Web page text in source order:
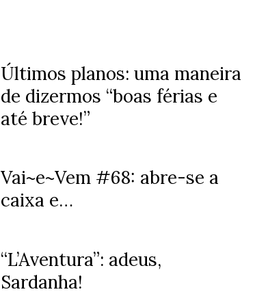
Últimos planos: uma maneira
de dizermos “boas férias e
até breve!”
Vai~e~Vem #68: abre-se a
caixa e…
“L’Aventura”: adeus,
Sardanha!